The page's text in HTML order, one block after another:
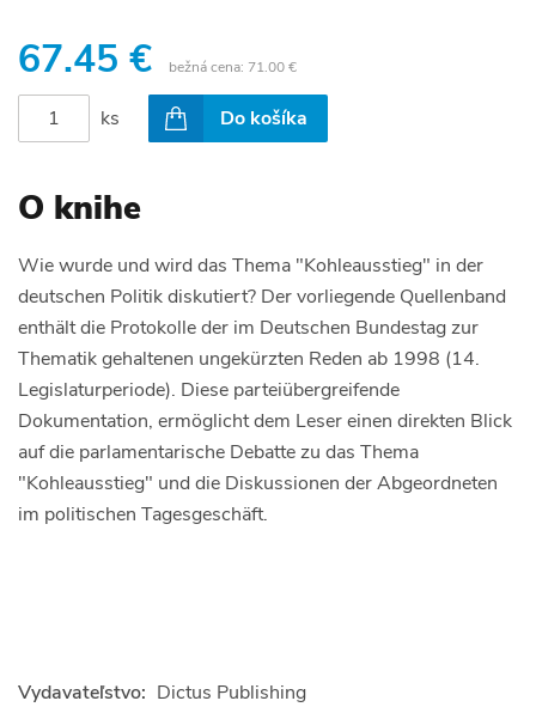
67.45 € bežná cena: 71.00 €
ks Do košíka
O knihe
Wie wurde und wird das Thema "Kohleausstieg" in der
deutschen Politik diskutiert? Der vorliegende Quellenband
enthält die Protokolle der im Deutschen Bundestag zur
Thematik gehaltenen ungekürzten Reden ab 1998 (14.
Legislaturperiode). Diese parteiübergreifende
Dokumentation, ermöglicht dem Leser einen direkten Blick
auf die parlamentarische Debatte zu das Thema
"Kohleausstieg" und die Diskussionen der Abgeordneten
im politischen Tagesgeschäft.
Vydavateľstvo: Dictus Publishing